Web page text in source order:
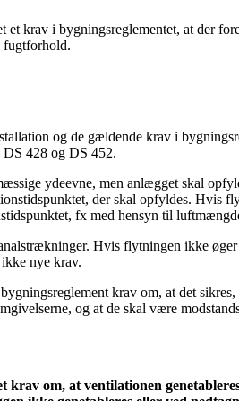
krav i bygningsreglementet, at der
fugtforhold.
og de gældende krav i
DS 428 og DS 452.
ydeevne, men anlægget skal
der skal opfyldes. Hvis
fx med hensyn til
Hvis flytningen ikke
nye krav.
krav om, at det
og at de skal være
om, at ventilationen